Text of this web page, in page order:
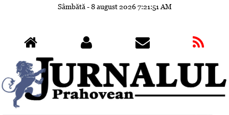
Sâmbătă - 8 august 20267:21:54 AM